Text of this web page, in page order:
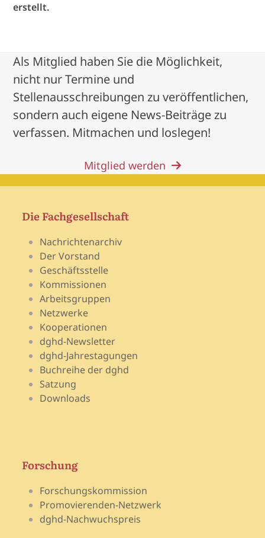
erstellt.
Als Mitglied haben Sie die Möglichkeit,
nicht nur Termine und
Stellenausschreibungen zu veröffentlichen,
sondern auch eigene News-Beiträge zu
verfassen. Mitmachen und loslegen!
Mitglied werden
Die Fachgesellschaft
Nachrichtenarchiv
Der Vorstand
Geschäftsstelle
Kommissionen
Arbeitsgruppen
Netzwerke
Kooperationen
dghd-Newsletter
dghd-Jahrestagungen
Buchreihe der dghd
Satzung
Downloads
Forschung
Forschungskommission
Promovierenden-Netzwerk
dghd-Nachwuchspreis